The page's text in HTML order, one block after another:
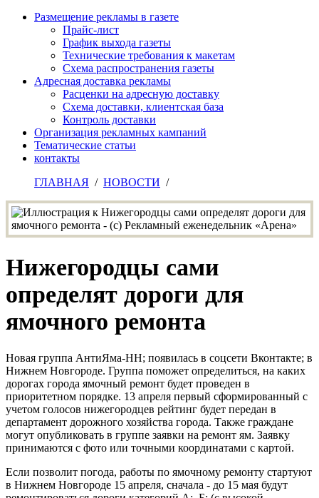
Размещение рекламы в газете
Прайс-лист
График выхода газеты
Технические требования к макетам
Схема распространения газеты
Адресная доставка рекламы
Расценки на адресную доставку
Схема доставки, клиентская база
Контроль доставки
Организация рекламных кампаний
Тематические статьи
контакты
ГЛАВНАЯ / НОВОСТИ /
Нижегородцы сами
определят дороги для
ямочного ремонта
Новая группа АнтиЯма-НН; появилась в соцсети Вконтакте; в
Нижнем Новгороде. Группа поможет определиться, на каких
дорогах города ямочный ремонт будет проведен в
приоритетном порядке. 13 апреля первый сформированный с
учетом голосов нижегородцев рейтинг будет передан в
департамент дорожного хозяйства города. Также граждане
могут опубликовать в группе заявки на ремонт ям. Заявку
принимаются с фото или точными координатами с картой.
Если позволит погода, работы по ямочному ремонту стартуют
в Нижнем Новгороде 15 апреля, сначала - до 15 мая будут